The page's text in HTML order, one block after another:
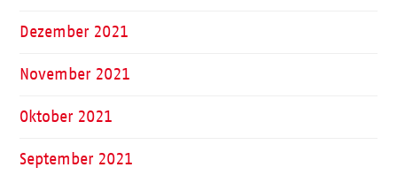
Dezember 2021
November 2021
Oktober 2021
September 2021